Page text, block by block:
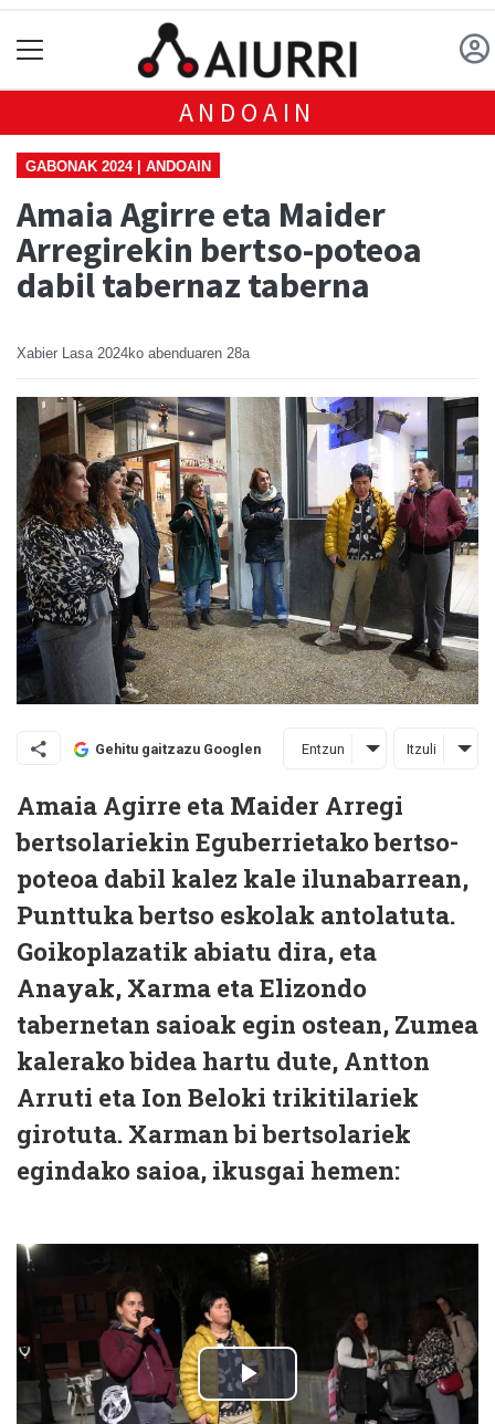
ANDOAIN
GABONAK 2024 | ANDOAIN
Amaia Agirre eta Maider
Arregirekin bertso-poteoa
dabil tabernaz taberna
Xabier Lasa 2024ko abenduaren 28a
Gehitu gaitzazu Googlen Entzun Itzuli
Amaia Agirre eta Maider Arregi
bertsolariekin Eguberrietako bertso-
poteoa dabil kalez kale ilunabarrean,
Punttuka bertso eskolak antolatuta.
Goikoplazatik abiatu dira, eta
Anayak, Xarma eta Elizondo
tabernetan saioak egin ostean, Zumea
kalerako bidea hartu dute, Antton
Arruti eta Ion Beloki trikitilariek
girotuta. Xarman bi bertsolariek
egindako saioa, ikusgai hemen: